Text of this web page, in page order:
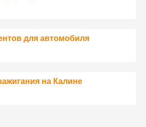
для автомобиля
на Калине